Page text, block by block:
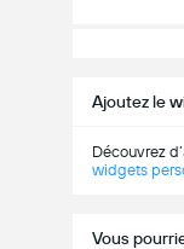
Ajoutez le
Découvrez
widgets
Vous